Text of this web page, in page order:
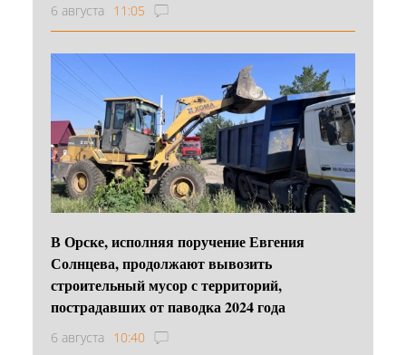
6 августа 11:05
В Орске, исполняя поручение Евгения
Солнцева, продолжают вывозить
строительный мусор с территорий,
пострадавших от паводка 2024 года
6 августа 10:40